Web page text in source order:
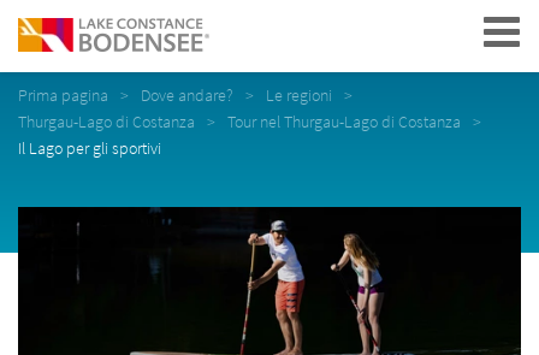
Navigation
Prima pagina Dove andare?
Le regioni
Thurgau-Lago di Costanza
Tour nel Thurgau-Lago di Costanza
Il Lago per gli sportivi